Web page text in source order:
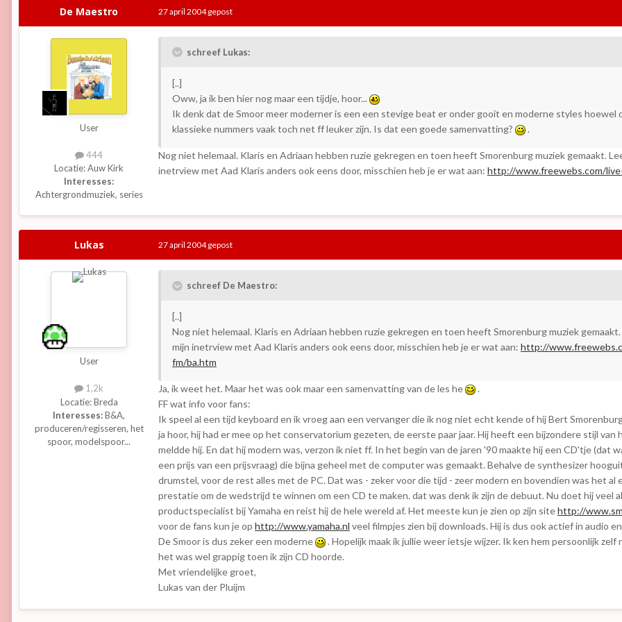
De Maestro
User
444
Locatie:Auw Kirk
Interesses:
Achtergrondmuziek, series
27 april 2004gepost
schreef Lukas:
[..]
Oww, ja ik ben hier nog maar een tijdje, hoor...
Ik denk dat de Smoor meer moderner is een een stevige beat er onder gooit en moderne styles hoewel
klassieke nummers vaak toch net ff leuker zijn. Is dat een goede samenvatting?
.
Nog niet helemaal. Klaris en Adriaan hebben ruzie gekregen en toen heeft Smorenburg muziek gemaakt.
inetrview met Aad Klaris anders ook eens door, misschien heb je er wat aan: http://www.freewebs.com/
Lukas
User
1,2k
Locatie:Breda
Interesses:B&A,
produceren/regisseren, het
spoor, modelspoor...
27 april 2004gepost
schreef De Maestro:
[..]
Nog niet helemaal. Klaris en Adriaan hebben ruzie gekregen en toen heeft Smorenburg muziek gemaakt.
mijn inetrview met Aad Klaris anders ook eens door, misschien heb je er wat aan: http://
fm/ba.htm
Ja, ik weet het. Maar het was ook maar een samenvatting van de les he
.
FF wat info voor fans:
Ik speel al een tijd keyboard en ik vroeg aan een vervanger die ik nog niet echt kende of hij Bert
ja hoor, hij had er mee op het conservatorium gezeten, de eerste paar jaar. Hij heeft een bijzondere stijl van
meldde hij. En dat hij modern was, verzon ik niet ff. In het begin van de jaren '90 maakte hij een CD'tje (dat
een prijs van een prijsvraag) die bijna geheel met de computer was gemaakt. Behalve de synthesizer
drumstel, voor de rest alles met de PC. Dat was - zeker voor die tijd - zeer modern en bovendien was het al
prestatie om de wedstrijd te winnen om een CD te maken. dat was denk ik zijn de debuut. Nu doet hij veel
productspecialist bij Yamaha en reist hij de hele wereld af. Het meeste kun je zien op zijn sitehttp://
voor de fans kun je op http://www.yamaha.nl veel filmpjes zien bij downloads. Hij is dus ook actief in audio
De Smoor is dus zeker een moderne
. Hopelijk maak ik jullie weer ietsje wijzer. Ik ken hem persoonlijk zelf
het was wel grappig toen ik zijn CD hoorde.
Met vriendelijke groet,
Lukas van der Pluijm